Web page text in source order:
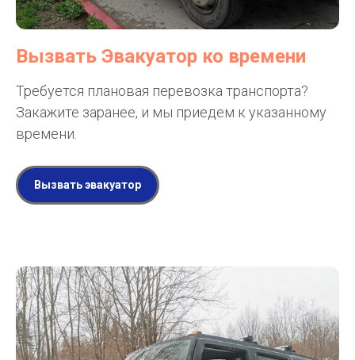
Вызвать Эвакуатор ко времени
Требуется плановая перевозка транспорта?
Закажите заранее, и мы приедем к указанному
времени.
Вызвать эвакуатор